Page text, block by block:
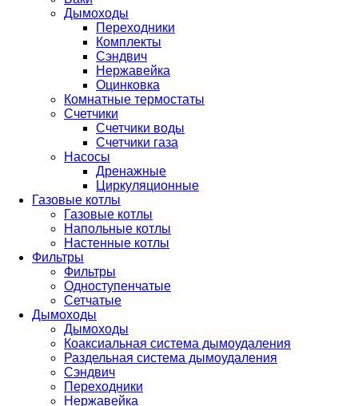
Дымоходы
Переходники
Комплекты
Сэндвич
Нержавейка
Оцинковка
Комнатные термостаты
Счетчики
Счетчики воды
Счетчики газа
Насосы
Дренажные
Циркуляционные
Газовые котлы
Газовые котлы
Напольные котлы
Настенные котлы
Фильтры
Фильтры
Одноступенчатые
Сетчатые
Дымоходы
Дымоходы
Коаксиальная система дымоудаления
Раздельная система дымоудаления
Сэндвич
Переходники
Нержавейка